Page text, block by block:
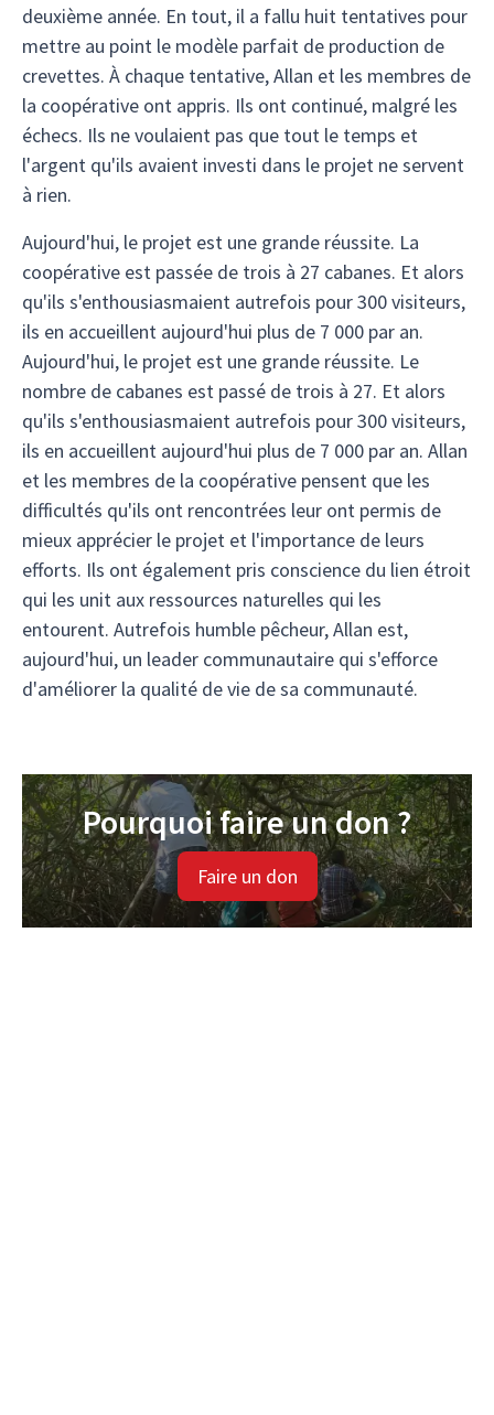
deuxième année. En tout, il a fallu huit tentatives pour
mettre au point le modèle parfait de production de
crevettes. À chaque tentative, Allan et les membres de
la coopérative ont appris. Ils ont continué, malgré les
échecs. Ils ne voulaient pas que tout le temps et
l'argent qu'ils avaient investi dans le projet ne servent
à rien.
Aujourd'hui, le projet est une grande réussite. La
coopérative est passée de trois à 27 cabanes. Et alors
qu'ils s'enthousiasmaient autrefois pour 300 visiteurs,
ils en accueillent aujourd'hui plus de 7 000 par an.
Aujourd'hui, le projet est une grande réussite. Le
nombre de cabanes est passé de trois à 27. Et alors
qu'ils s'enthousiasmaient autrefois pour 300 visiteurs,
ils en accueillent aujourd'hui plus de 7 000 par an. Allan
et les membres de la coopérative pensent que les
difficultés qu'ils ont rencontrées leur ont permis de
mieux apprécier le projet et l'importance de leurs
efforts. Ils ont également pris conscience du lien étroit
qui les unit aux ressources naturelles qui les
entourent. Autrefois humble pêcheur, Allan est,
aujourd'hui, un leader communautaire qui s'efforce
d'améliorer la qualité de vie de sa communauté.
Pourquoi faire un don ?
Faire un don